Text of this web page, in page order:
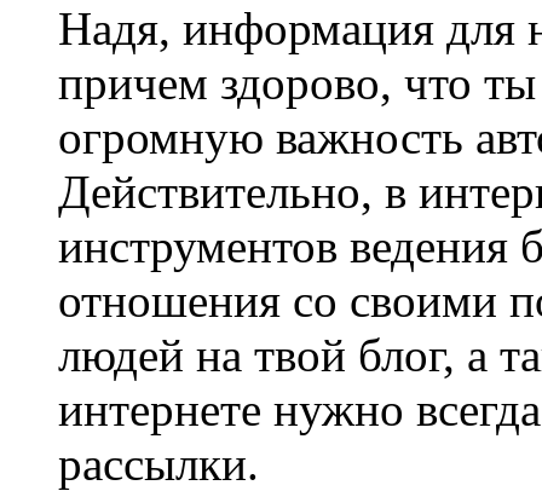
Надя, информация для
причем здорово, что
огромную важность
Действительно, в
инструментов ведения
отношения со своими
людей на твой блог, а
интернете нужно
рассылки.